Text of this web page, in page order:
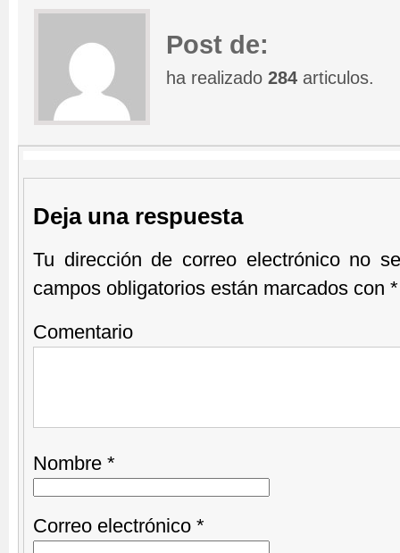
Post de:
ha realizado 284 articulos.
Deja una respuesta
Tu dirección de correo electrónico no
campos obligatorios están marcados con *
Comentario
Nombre *
Correo electrónico *